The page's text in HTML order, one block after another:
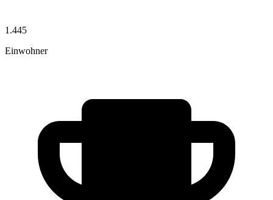
1.445
Einwohner